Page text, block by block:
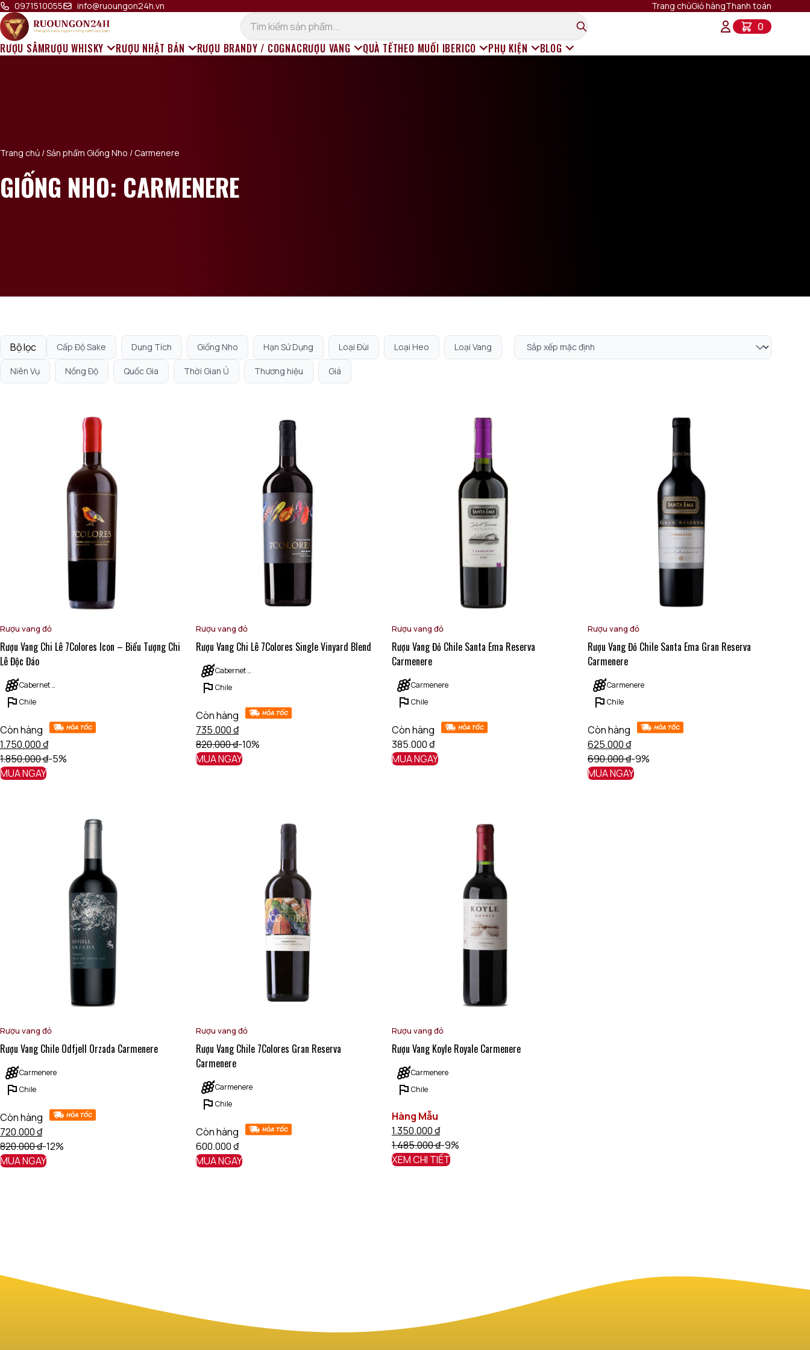
Bỏ qua đến nội dung
0971510055 info@ruoungon24h.vn Trang chủGiỏ hàngThanh toán
0
RƯỢU SÂMRƯỢU WHISKY RƯỢU NHẬT BẢN RƯỢU BRANDY / COGNACRƯỢU VANG QUÀ TẾTHEO MUỐI IBERICO PHỤ KIỆN BLOG
Trang chủ / Sản phẩm Giống Nho / Carmenere
GIỐNG NHO: CARMENERE
Bộ lọc Cấp Độ Sake Dung Tích Giống Nho Hạn Sử Dụng Loại Đùi Loại Heo Loại Vang
Niên Vụ Nồng Độ Quốc Gia Thời Gian Ủ Thương hiệu Giá
Rượu vang đỏ
Rượu Vang Chi Lê 7Colores Icon – Biểu Tượng Chi
Lê Độc Đáo
Cabernet Sauvignon
Chile
Còn hàng
1.750.000₫
1.850.000₫-5%
MUA NGAY
Rượu vang đỏ
Rượu Vang Chi Lê 7Colores Single Vinyard Blend
Cabernet Sauvignon
Chile
Còn hàng
735.000₫
820.000₫-10%
MUA NGAY
Rượu vang đỏ
Rượu Vang Đỏ Chile Santa Ema Reserva
Carmenere
Carmenere
Chile
Còn hàng
385.000₫
MUA NGAY
Rượu vang đỏ
Rượu Vang Đỏ Chile Santa Ema Gran Reserva
Carmenere
Carmenere
Chile
Còn hàng
625.000₫
690.000₫-9%
MUA NGAY
Rượu vang đỏ
Rượu Vang Chile Odfjell Orzada Carmenere
Carmenere
Chile
Còn hàng
720.000₫
820.000₫-12%
MUA NGAY
Rượu vang đỏ
Rượu Vang Chile 7Colores Gran Reserva
Carmenere
Carmenere
Chile
Còn hàng
600.000₫
MUA NGAY
Rượu vang đỏ
Rượu Vang Koyle Royale Carmenere
Carmenere
Chile
Hàng Mẫu
1.350.000₫
1.485.000₫-9%
XEM CHI TIẾT